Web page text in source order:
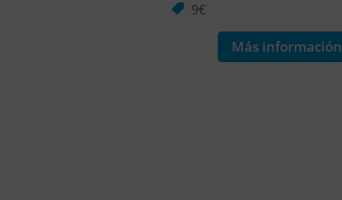
9€
Más información